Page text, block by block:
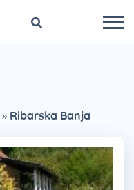
» Ribarska Banja